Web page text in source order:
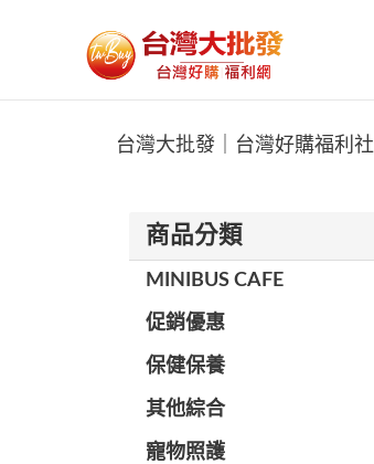
台灣大批發｜台灣好購福利社
台灣大批發｜台灣好購福利社
商品分類
MINIBUS CAFE
促銷優惠
保健保養
其他綜合
寵物照護